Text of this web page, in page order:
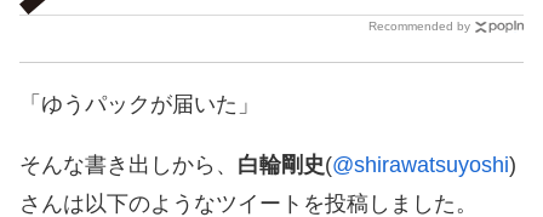
Recommended by
「ゆうパックが届いた」
そんな書き出しから、 白輪剛史(@shirawatsuyoshi)
さんは以下のようなツイートを投稿しました。